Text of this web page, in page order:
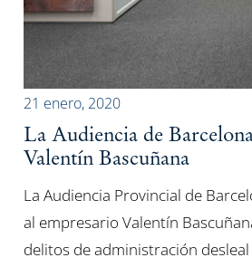
21 enero, 2020
La Audiencia de
Valentín Bascuñana
La Audiencia Provincial de
al empresario Valentín
delitos de administración